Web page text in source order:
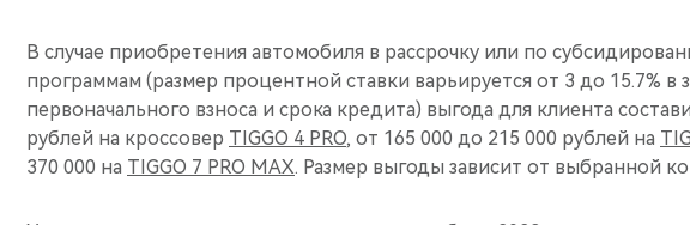
В случае приобретения автомобиля в рассрочку или по
программам (размер процентной ставки варьируется от 3 до 15.7% в
первоначального взноса и срока кредита) выгода для клиента
рублей на кроссовер TIGGO 4 PRO, от 165 000 до 215 000 рублей на
370 000 на TIGGO 7 PRO MAX. Размер выгоды зависит от выбранной